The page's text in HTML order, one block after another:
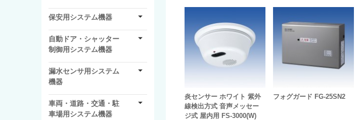
炎センサー ホワイト 紫外
線検出方式 音声メッセー
ジ式 屋内用 FS-3000(W)
フォグガード FG-25SN2
保安用システム機器
自動ドア・シャッター
制御用システム機器
漏水センサ用システム
機器
車両・道路・交通・駐
車場用システム機器